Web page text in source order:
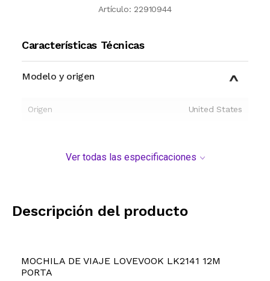
Artículo: 22910944
Características Técnicas
Modelo y origen
Origen United States
Ver todas las especificaciones
Descripción del producto
MOCHILA DE VIAJE LOVEVOOK LK2141 12M
PORTA